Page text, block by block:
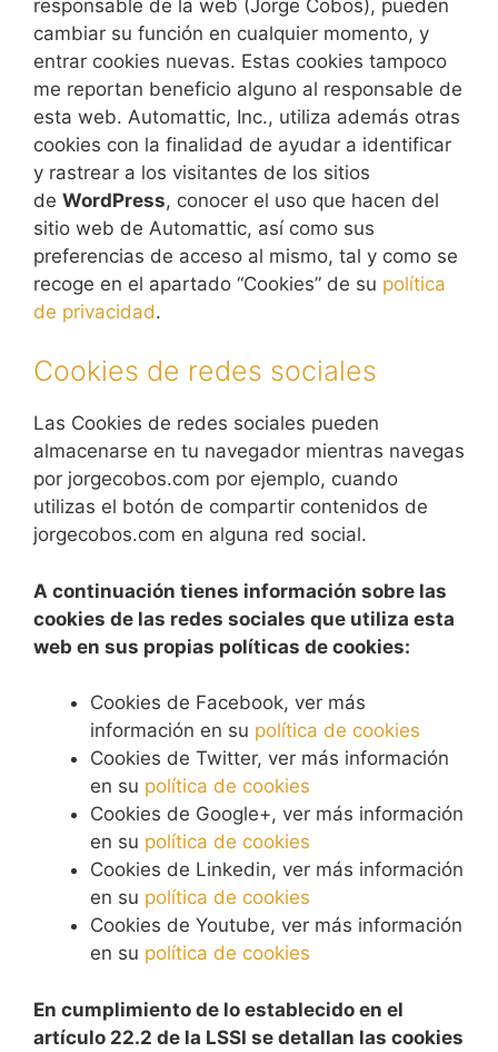
responsable de la web (Jorge Cobos), pueden
cambiar su función en cualquier momento, y
entrar cookies nuevas. Estas cookies tampoco
me reportan beneficio alguno al responsable de
esta web. Automattic, Inc., utiliza además otras
cookies con la finalidad de ayudar a identificar
y rastrear a los visitantes de los sitios
de WordPress, conocer el uso que hacen del
sitio web de Automattic, así como sus
preferencias de acceso al mismo, tal y como se
recoge en el apartado “Cookies” de su política
de privacidad.
Cookies de redes sociales
Las Cookies de redes sociales pueden
almacenarse en tu navegador mientras navegas
por jorgecobos.com por ejemplo, cuando
utilizas el botón de compartir contenidos de
jorgecobos.com en alguna red social.
A continuación tienes información sobre las
cookies de las redes sociales que utiliza esta
web en sus propias políticas de cookies:
Cookies de Facebook, ver más
información en su política de cookies
Cookies de Twitter, ver más información
en su política de cookies
Cookies de Google+, ver más información
en su política de cookies
Cookies de Linkedin, ver más información
en su política de cookies
Cookies de Youtube, ver más información
en su política de cookies
En cumplimiento de lo establecido en el
artículo 22.2 de la LSSI se detallan las cookies